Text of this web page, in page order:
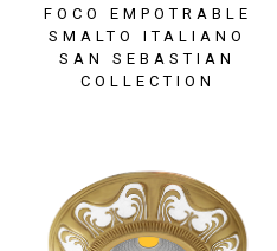
FOCO EMPOTRABLE
SMALTO ITALIANO
SAN SEBASTIAN
COLLECTION